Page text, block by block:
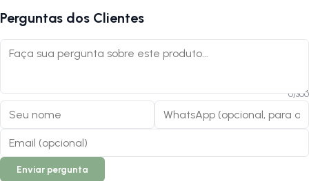
Perguntas dos Clientes
0/300
Enviar pergunta